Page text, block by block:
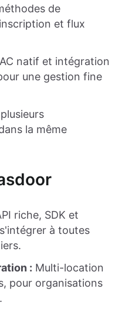
de
et flux
natif et intégration
une gestion fine
la même
riche, SDK et
à toutes
: Multi-location
pour organisations